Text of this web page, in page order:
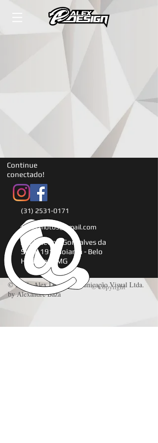
© 2014 Alex Design Comunicação Visual Ltda.
by Alexandre Baza
(31) 2531-0171
alexd.motos@gmail.com
Av. Josefino Gonçalves da
Silva, 191, Goiania - Belo
Horizonte.MG
Continue
conectado!
© Copyright